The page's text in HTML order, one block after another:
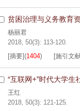
贫困治理与义务教育
杨丽君
2018, 50(3): 113-120.
[摘要](1404) [施引文
“互联网+”时代大学
王红
2018, 50(3): 121-125.